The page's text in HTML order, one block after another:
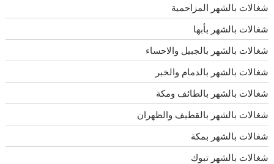
شغالات بالشهر المزاحمية
شغالات بالشهر بأبها
شغالات بالشهر بالجبيل والاحساء
شغالات بالشهر بالدمام والخبر
شغالات بالشهر بالطائف ومكة
شغالات بالشهر بالقطيف والظهران
شغالات بالشهر بمكة
شغالات بالشهر تبوك